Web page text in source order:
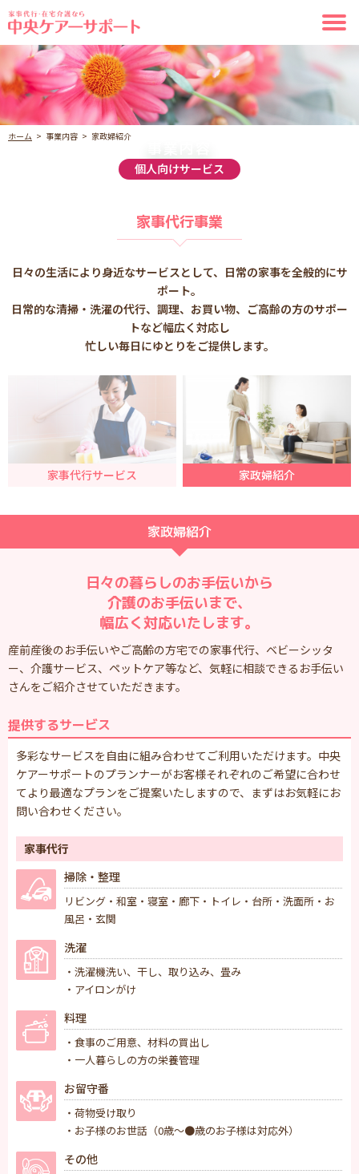
ホーム 事業内容 家政婦紹介
個人向けサービス
家事代行事業
日々の生活により身近なサービスとして、日常の家事を全般的にサ
ポート。
日常的な清掃・洗濯の代行、調理、お買い物、ご高齢の方のサポー
トなど幅広く対応し
忙しい毎日にゆとりをご提供します。
家事代行サービス 家政婦紹介
家政婦紹介
日々の暮らしのお手伝いから
介護のお手伝いまで、
幅広く対応いたします。
産前産後のお手伝いやご高齢の方宅での家事代行、ベビーシッタ
ー、介護サービス、ペットケア等など、 気軽に相談できるお手伝い
さんをご紹介させていただきます。
提供するサービス
多彩なサービスを自由に組み合わせてご利用いただけます。中央
ケアーサポートのプランナーがお客様それぞれのご希望に合わせ
てより最適なプランをご提案いたしますので、まずはお気軽にお
問い合わせください。
家事代行
掃除・整理
リビング・和室・寝室・廊下・トイレ・台所・洗面所・お
風呂・玄関
洗濯
・洗濯機洗い、干し、取り込み、畳み
・アイロンがけ
料理
・食事のご用意、材料の買出し
・一人暮らしの方の栄養管理
お留守番
・荷物受け取り
・お子様のお世話（0歳〜●歳のお子様は対応外）
その他